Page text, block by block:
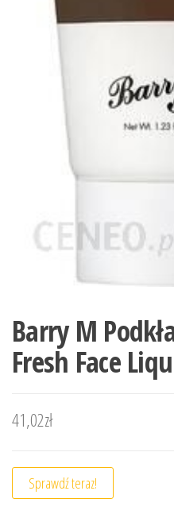
Barry M
Fresh Face
41,02zł
Sprawdź teraz!